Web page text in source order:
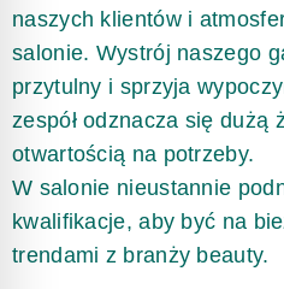
naszych klientów i
salonie. Wystrój naszego
przytulny i sprzyja
zespół odznacza się dużą
otwartością na potrzeby.
W salonie nieustannie
kwalifikacje, aby być na
trendami z branży beauty.